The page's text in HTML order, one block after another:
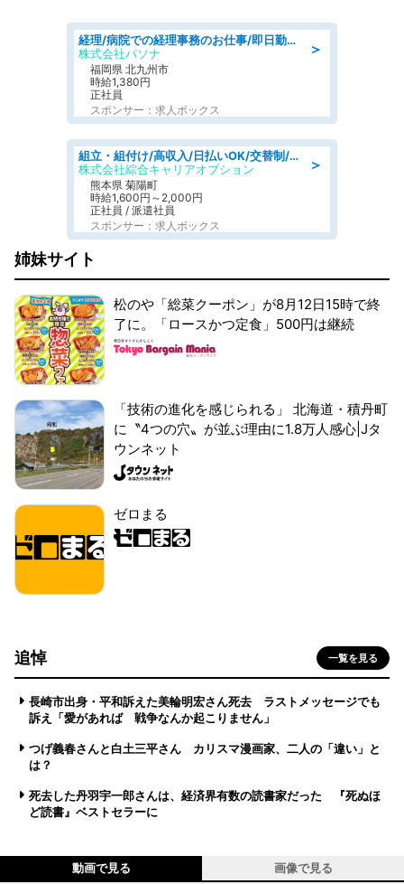
＞
経理/病院での経理事務のお仕事/即日勤務可/車通勤可/経理/一般事務
株式会社パソナ
福岡県 北九州市
時給1,380円
正社員
スポンサー：求人ボックス
＞
組立・組付け/高収入/日払いOK/交替制/20・30・40代活躍中/製造 工場
株式会社綜合キャリアオプション
熊本県 菊陽町
時給1,600円～2,000円
正社員 / 派遣社員
スポンサー：求人ボックス
姉妹サイト
松のや「総菜クーポン」が8月12日15時で終
了に。「ロースかつ定食」500円は継続
「技術の進化を感じられる」 北海道・積丹町
に〝4つの穴〟が並ぶ理由に1.8万人感心|Jタ
ウンネット
ゼロまる
追悼 一覧を見る
長崎市出身・平和訴えた美輪明宏さん死去 ラストメッセージでも
訴え「愛があれば 戦争なんか起こりません」
つげ義春さんと白土三平さん カリスマ漫画家、二人の「違い」と
は？
死去した丹羽宇一郎さんは、経済界有数の読書家だった 『死ぬほ
ど読書』ベストセラーに
動画で見る 画像で見る